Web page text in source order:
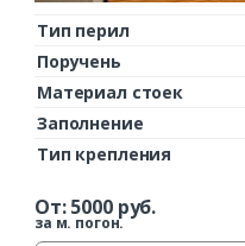
Тип перил
Поручень
Материал стоек
Заполнение
Тип крепления
От:5000руб.
за м. погон.